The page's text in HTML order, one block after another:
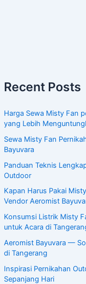
Recent Posts
Harga Sewa Misty Fan
yang Lebih
Sewa Misty Fan
Bayuvara
Panduan Teknis
Outdoor
Kapan Harus Pakai
Vendor Aeromist
Konsumsi Listrik Misty
untuk Acara di
Aeromist Bayuvara —
di Tangerang
Inspirasi Pernikahan
Sepanjang Hari